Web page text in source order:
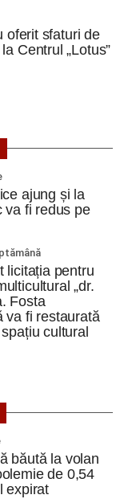
de clădire – fosta
și șoprul-atelier
gospodării
autentice,
lucrări
tehnice au
Printre
dar și prăbușirea
depășite din
refacerea
poate fi restaurat
educație
oferit sfaturi de
Centrul „Lotus”
ajung și la
va fi redus pe
licitația pentru
„dr.
Fosta
va fi restaurată
cultural
băută la volan
de 0,54
expirat